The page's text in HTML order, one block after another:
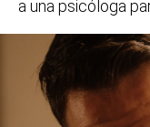
a una psicóloga